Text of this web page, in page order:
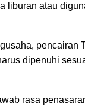
liburan atau
pencairan
dipenuhi
rasa